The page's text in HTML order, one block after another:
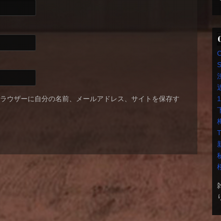
ウザーに自分の名前、メールアドレス、サイトを保存す